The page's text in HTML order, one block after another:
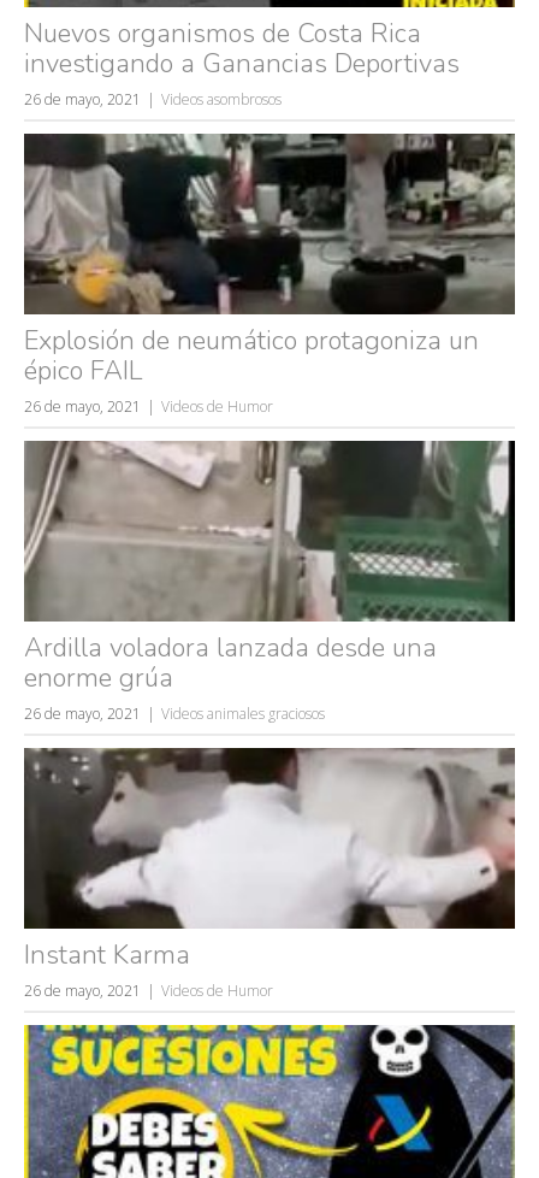
Nuevos organismos de Costa Rica
investigando a Ganancias Deportivas
26 de mayo, 2021 Videos asombrosos
Explosión de neumático protagoniza un
épico FAIL
26 de mayo, 2021 Videos de Humor
Ardilla voladora lanzada desde una
enorme grúa
26 de mayo, 2021 Videos animales graciosos
Instant Karma
26 de mayo, 2021 Videos de Humor